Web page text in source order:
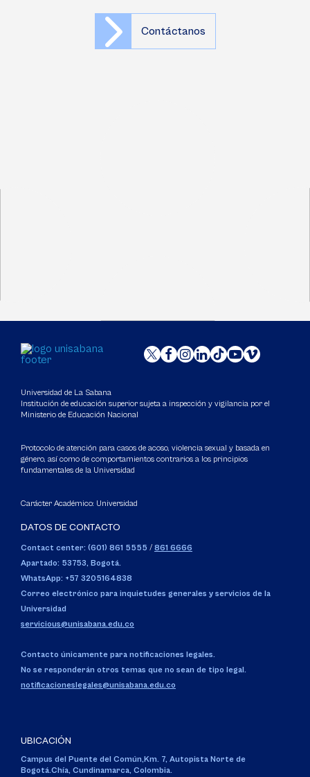
Contáctanos
Universidad de La Sabana
Institución de educación superior sujeta a inspección y vigilancia por el
Ministerio de Educación Nacional
Protocolo de atención para casos de acoso, violencia sexual y basada en
género, así como de comportamientos contrarios a los principios
fundamentales de la Universidad
Carácter Académico: Universidad
DATOS DE CONTACTO
Contact center: (601) 861 5555 / 861 6666
Apartado: 53753, Bogotá.
WhatsApp: +57 3205164838
Correo electrónico para inquietudes generales y servicios de la
Universidad
servicious@unisabana.edu.co
Contacto únicamente para notificaciones legales.
No se responderán otros temas que no sean de tipo legal.
notificacioneslegales@unisabana.edu.co
UBICACIÓN
Campus del Puente del Común,Km. 7, Autopista Norte de
Bogotá.Chía, Cundinamarca, Colombia.